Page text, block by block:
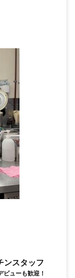
ンスタッフ
ューも歓迎！